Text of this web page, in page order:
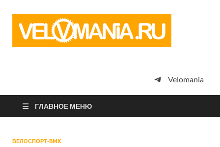
просто
Velomania
ГЛАВНОЕ МЕНЮ
ВЕЛОСПОРТ-BMX